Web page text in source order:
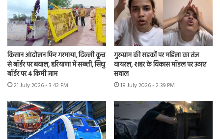
किसान आंदोलन फिर गरमाया, दिल्ली कूच
से बॉर्डर पर बवाल, हरियाणा में सख्ती, सिंघु
बॉर्डर पर 4 किमी जाम
21 July 2026 - 3:42 PM
गुरुग्राम की सड़कों पर महिला का तंज
वायरल, शहर के विकास मॉडल पर उठाए
सवाल
18 July 2026 - 2:39 PM